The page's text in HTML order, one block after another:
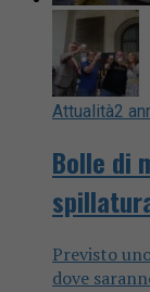
Attualità2
Bolle di
Previsto
dove